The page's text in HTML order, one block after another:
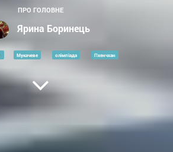
ПРО ГОЛОВНЕ
Ярина Боринець
Мукачеве олімпіада Пхенчхан